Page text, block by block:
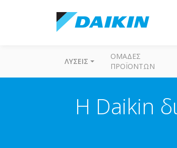
ΛΎΣΕΙΣ
ΟΜΆΔΕΣ
ΠΡΟΪΌΝΤΩΝ
Η Daikin